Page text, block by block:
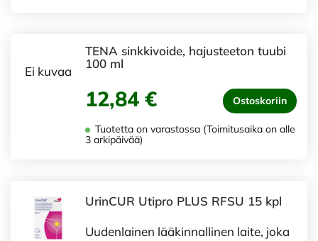
Ei kuvaa
TENA sinkkivoide, hajusteeton tuubi
100 ml
12,84 € Ostoskoriin
Tuotetta on varastossa (Toimitusaika on alle
3 arkipäivää)
UrinCUR Utipro PLUS RFSU 15 kpl
Uudenlainen lääkinnallinen laite, joka